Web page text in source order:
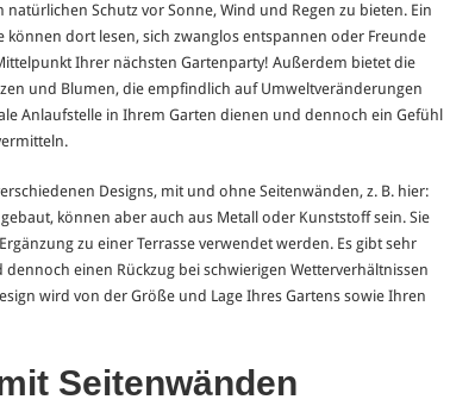
Schutz vor Sonne, Wind und Regen zu bieten. Ein
können dort lesen, sich zwanglos entspannen oder Freunde
Ihrer nächsten Gartenparty! Außerdem bietet die
und Blumen, die empfindlich auf Umweltveränderungen
Anlaufstelle in Ihrem Garten dienen und dennoch ein Gefühl
Designs, mit und ohne Seitenwänden, z. B. hier:
können aber auch aus Metall oder Kunststoff sein. Sie
zu einer Terrasse verwendet werden. Es gibt sehr
einen Rückzug bei schwierigen Wetterverhältnissen
wird von der Größe und Lage Ihres Gartens sowie Ihren
Seitenwänden